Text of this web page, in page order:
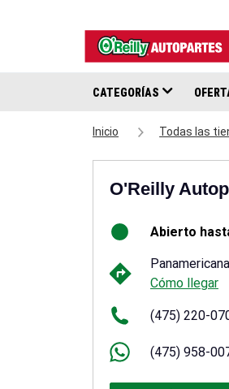
CATEGORÍAS
Inicio Todas las
O'Reilly
Abierto
Cómo llegar
(475) 220-
(475) 958-